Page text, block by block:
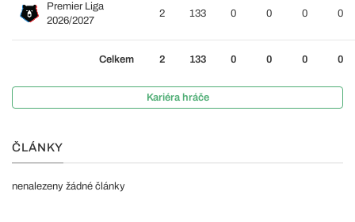
Premier Liga
2026/2027
2 133 0 0 0 0
Celkem 2 133 0 0 0 0
Kariéra hráče
ČLÁNKY
nenalezeny žádné články